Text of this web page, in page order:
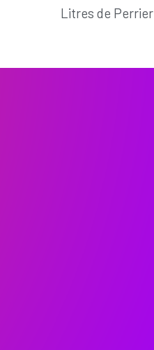
Litres de Perrier